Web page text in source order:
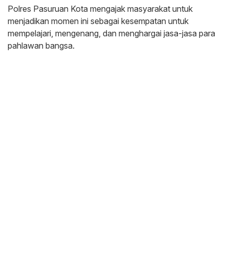
Polres Pasuruan Kota mengajak masyarakat untuk
menjadikan momen ini sebagai kesempatan untuk
mempelajari, mengenang, dan menghargai jasa-jasa para
pahlawan bangsa.